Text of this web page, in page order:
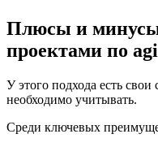
Плюсы и
проектами по
У этого подхода есть
необходимо учитывать.
Среди ключевых